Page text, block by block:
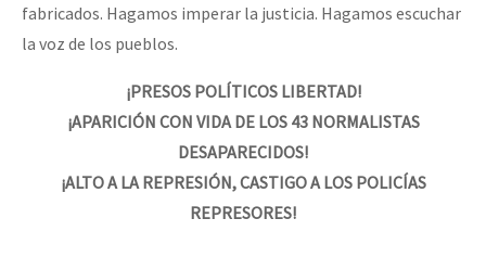
fabricados. Hagamos imperar la justicia. Hagamos escuchar
la voz de los pueblos.
¡PRESOS POLÍTICOS LIBERTAD!
¡APARICIÓN CON VIDA DE LOS 43 NORMALISTAS
DESAPARECIDOS!
¡ALTO A LA REPRESIÓN, CASTIGO A LOS POLICÍAS
REPRESORES!